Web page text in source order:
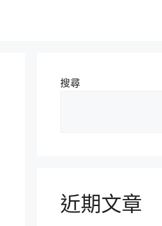
搜尋
近期文章